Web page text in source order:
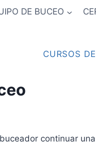
DE BUCEO
CURSOS
continuar